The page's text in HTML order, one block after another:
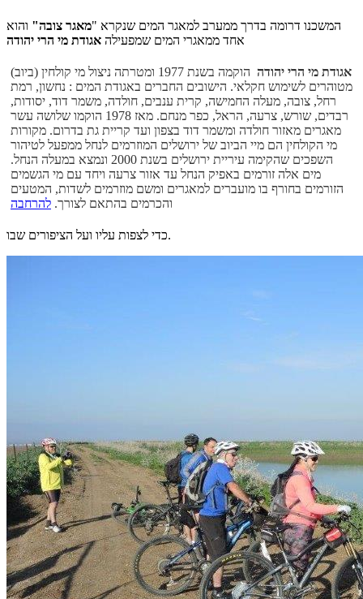
המשכנו דרומה בדרך ממערב למאגר המים שנקרא "מאגר צובה" והוא
אחד ממאגרי המים שמפעילה
אגודת מי הרי יהודה
הוקמה בשנת 1977 ומטרתה ניצול מי קולחין (ביוב)
מטוהרים לשימוש חקלאי. הישובים החברים באגודת המים : נחשון, רמת
רחל, צובה, מעלה החמישה, קרית ענבים, חולדה, משמר דוד, יסודות,
רבדים, שורש, צרעה, הראל, כפר מנחם. מאז 1978 הוקמו שלושה עשר
מאגרים מאזור חולדה ומשמר דוד בצפון ועד קריית גת בדרום. מקורות
מי הקולחין הם מיי הביוב של ירושלים המוזרמים לנחל ממפעל לטיהור
השפכים שהקימה עיריית ירושלים בשנת 2000 ונמצא במעלה הנחל.
מים אלה זורמים באפיק הנחל עד אזור צרעה ויחד עם מי הגשמים
הזורמים בחורף בו מועברים למאגרים ומשם מוזרמים לשדות, המטעים
והכרמים בהתאם לצורך. להרחבה
כדי לצפות עליו ועל הציפורים שבו.